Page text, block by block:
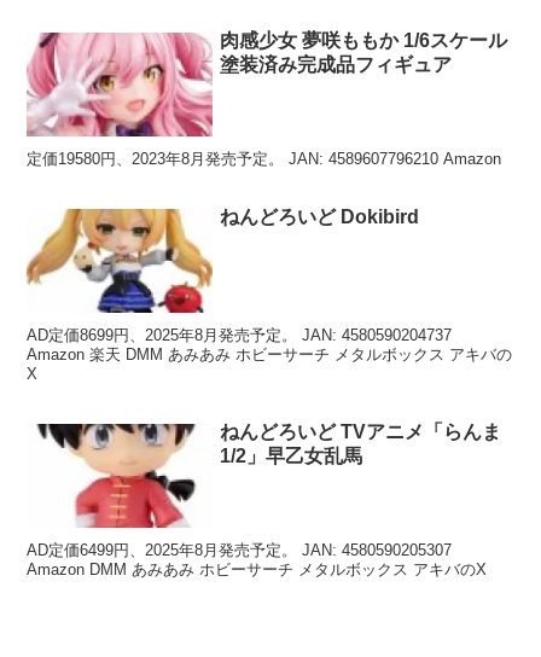
肉感少女 夢咲ももか 1/6スケール
塗装済み完成品フィギュア
定価19580円、2023年8月発売予定。 JAN: 4589607796210 Amazon
ねんどろいど Dokibird
AD定価8699円、2025年8月発売予定。 JAN: 4580590204737
Amazon 楽天 DMM あみあみ ホビーサーチ メタルボックス アキバの
X
ねんどろいど TVアニメ「らんま
1/2」早乙女乱馬
AD定価6499円、2025年8月発売予定。 JAN: 4580590205307
Amazon DMM あみあみ ホビーサーチ メタルボックス アキバのX